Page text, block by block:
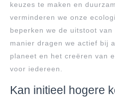
keuzes te maken en
verminderen we onze
beperken we de uitstoot
manier dragen we actief bij
planeet en het creëren van
voor iedereen.
Kan initieel hogere